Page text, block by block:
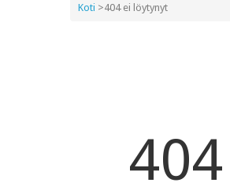
Koti >404 ei löytynyt
404